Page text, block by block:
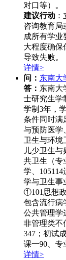
对口等）。
建议行动
咨询教育局
成所有学业
大程度确保
导致失败。
详情>
问： 东南大
答： 东南大
士研究生学
学制3年，
条件同时满
与预防医学
卫生与环境
儿少卫生与
共卫生（专
学、
学与卫生事
①101思想
包含流行病
公共管理学
非管理类不
347；初试
课一90、专
详情>